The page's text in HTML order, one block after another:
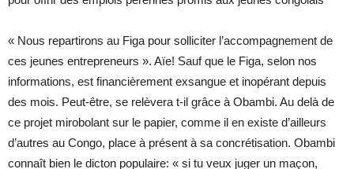
« Nous repartirons au Figa pour solliciter l’accompagnement de
ces jeunes entrepreneurs ». Aïe! Sauf que le Figa, selon nos
informations, est financièrement exsangue et inopérant depuis
des mois. Peut-être, se relèvera t-il grâce à Obambi. Au delà de
ce projet mirobolant sur le papier, comme il en existe d’ailleurs
d’autres au Congo, place à présent à sa concrétisation. Obambi
connaît bien le dicton populaire: « si tu veux juger un maçon,